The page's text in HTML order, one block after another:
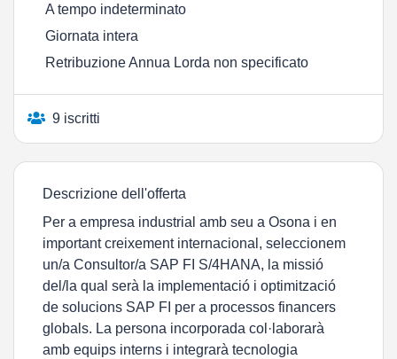
A tempo indeterminato
Giornata intera
Retribuzione Annua Lorda non specificato
9 iscritti
Descrizione dell'offerta
Per a empresa industrial amb seu a Osona i en
important creixement internacional, seleccionem
un/a Consultor/a SAP FI S/4HANA, la missió
del/la qual serà la implementació i optimització
de solucions SAP FI per a processos financers
globals. La persona incorporada col·laborarà
amb equips interns i integrarà tecnologia